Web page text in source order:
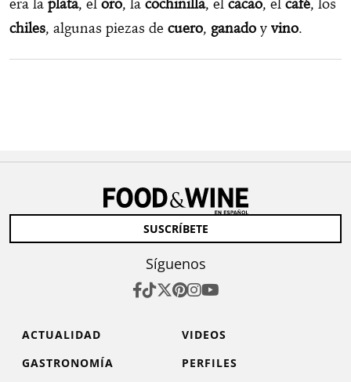
era la plata, el oro, la cochinilla, el cacao, el café, los
chiles, algunas piezas de cuero, ganado y vino.
SUSCRÍBETE
Síguenos
ACTUALIDAD
VIDEOS
GASTRONOMÍA
PERFILES